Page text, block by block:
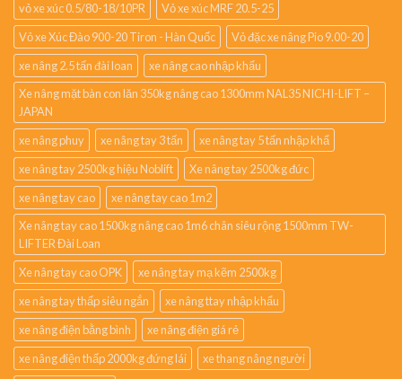
vỏ xe xúc 0.5/80-18/10PR
Vỏ xe xúc MRF 20.5-25
Vỏ xe Xúc Đào 900-20 Tiron - Hàn Quốc
Vỏ đặc xe nâng Pio 9.00-20
xe nâng 2.5 tấn đài loan
xe nâng cao nhập khẩu
Xe nâng mặt bàn con lăn 350kg nâng cao 1300mm NAL35 NICHI-LIFT –
JAPAN
xe nâng phuy
xe nâng tay 3 tấn
xe nâng tay 5 tấn nhập khẩ
xe nâng tay 2500kg hiệu Noblift
Xe nâng tay 2500kg đức
xe nâng tay cao
xe nâng tay cao 1m2
Xe nâng tay cao 1500kg nâng cao 1m6 chân siêu rộng 1500mm TW-
LIFTER Đài Loan
Xe nâng tay cao OPK
xe nâng tay mạ kẽm 2500kg
xe nâng tay thấp siêu ngắn
xe nâng ttay nhập khẩu
xe nâng điện bằng bình
xe nâng điện giá rẻ
xe nâng điện thấp 2000kg đứng lái
xe thang nâng người